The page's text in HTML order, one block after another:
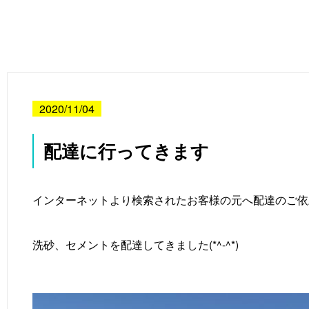
2020/11/04
配達に行ってきます
インターネットより検索されたお客様の元へ配達のご
洗砂、セメントを配達してきました(*^-^*)